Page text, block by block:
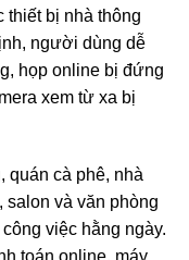
thiết bị nhà thông
người dùng dễ
họp online bị đứng
xem từ xa bị
quán cà phê, nhà
salon và văn phòng
việc hằng ngày.
toán online, máy